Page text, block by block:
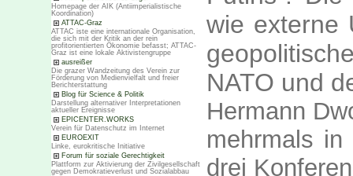
Homepage der AIK (Antiimperialistische
Koordination)
ATTAC-Graz
ATTAC iste eine internationale Organisation,
die sich mit der Kritik an der rein
profitorientierten Ökonomie befasst; ATTAC-
Graz ist eine lokale Aktivistengruppe
ausreißer
Die grazer Wandzeitung des Verein zur
Förderung von Medienvielfalt und freier
Berichterstattung
Blog für Science & Politik
Darstellung alternativer Interpretationen
aktueller Ereignisse
EPICENTER.WORKS
Verein für Datenschutz im Internet
EUROEXIT
Linke, eurokritische Initiative
Forum für soziale Gerechtigkeit
Plattform zur Aktivierung der Zivilgesellschaft
gegen Demokratieverlust und Sozialabbau
wie externe
NATO und
Hermann
mehrmals
drei